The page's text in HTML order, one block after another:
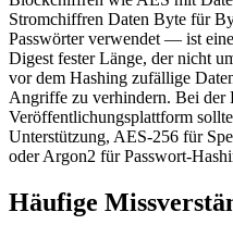
Stromchiffren Daten Byte für
Passwörter verwendet — ist
Digest fester Länge, der nicht
vor dem Hashing zufällige
Angriffe zu verhindern. Bei der
Veröffentlichungsplattform
Unterstützung, AES-256 für
oder Argon2 für Passwort-
Häufige